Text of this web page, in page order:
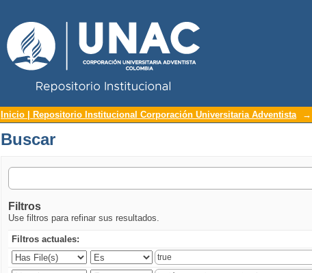
Buscar
Inicio | Repositorio Institucional Corporación Universitaria Adventista →
Buscar
Filtros
Use filtros para refinar sus resultados.
Filtros actuales: